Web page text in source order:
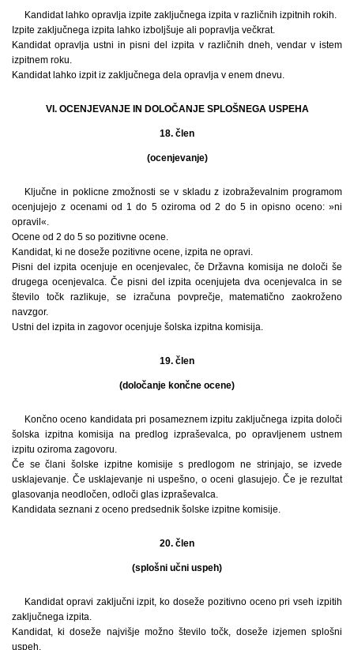
Kandidat lahko opravlja izpite zaključnega izpita v različnih izpitnih rokih.
Izpite zaključnega izpita lahko izboljšuje ali popravlja večkrat.
Kandidat opravlja ustni in pisni del izpita v različnih dneh, vendar v istem
izpitnem roku.
Kandidat lahko izpit iz zaključnega dela opravlja v enem dnevu.
VI. OCENJEVANJE IN DOLOČANJE SPLOŠNEGA USPEHA
18. člen
(ocenjevanje)
Ključne in poklicne zmožnosti se v skladu z izobraževalnim programom
ocenjujejo z ocenami od 1 do 5 oziroma od 2 do 5 in opisno oceno: »ni
opravil«.
Ocene od 2 do 5 so pozitivne ocene.
Kandidat, ki ne doseže pozitivne ocene, izpita ne opravi.
Pisni del izpita ocenjuje en ocenjevalec, če Državna komisija ne določi še
drugega ocenjevalca. Če pisni del izpita ocenjujeta dva ocenjevalca in se
število točk razlikuje, se izračuna povprečje, matematično zaokroženo
navzgor.
Ustni del izpita in zagovor ocenjuje šolska izpitna komisija.
19. člen
(določanje končne ocene)
Končno oceno kandidata pri posameznem izpitu zaključnega izpita določi
šolska izpitna komisija na predlog izpraševalca, po opravljenem ustnem
izpitu oziroma zagovoru.
Če se člani šolske izpitne komisije s predlogom ne strinjajo, se izvede
usklajevanje. Če usklajevanje ni uspešno, o oceni glasujejo. Če je rezultat
glasovanja neodločen, odloči glas izpraševalca.
Kandidata seznani z oceno predsednik šolske izpitne komisije.
20. člen
(splošni učni uspeh)
Kandidat opravi zaključni izpit, ko doseže pozitivno oceno pri vseh izpitih
zaključnega izpita.
Kandidat, ki doseže najvišje možno število točk, doseže izjemen splošni
uspeh.